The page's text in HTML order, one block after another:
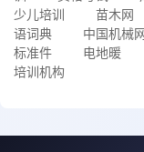
少儿培训
苗木网
语词典
中国机械
标准件
电地暖
培训机构